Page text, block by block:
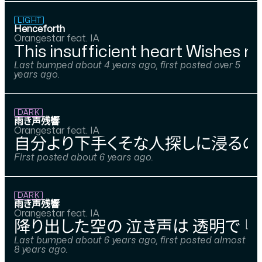
Henceforth
Orangestar feat. IA
LIGHT
This insufficient heart Wishes
Last bumped about 4 years ago, first posted over 5
years ago.
雨き声残響
Orangestar feat. IA
DARK
自分より下手くそな人探しに浸る
First posted about 6 years ago.
雨き声残響
Orangestar feat. IA
DARK
降り出した空の 泣き声は 透明で 『
Last bumped about 6 years ago, first posted almost
8 years ago.